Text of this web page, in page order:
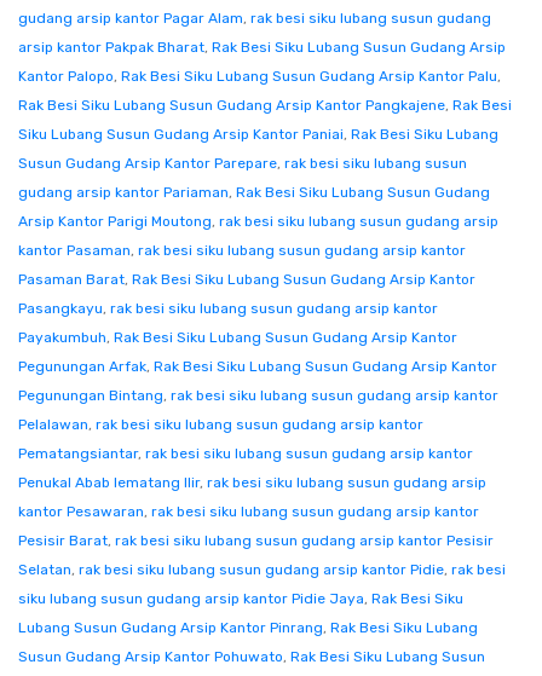
gudang arsip kantor Pagar Alam, rak besi siku lubang susun gudang
arsip kantor Pakpak Bharat, Rak Besi Siku Lubang Susun Gudang Arsip
Kantor Palopo, Rak Besi Siku Lubang Susun Gudang Arsip Kantor Palu,
Rak Besi Siku Lubang Susun Gudang Arsip Kantor Pangkajene, Rak Besi
Siku Lubang Susun Gudang Arsip Kantor Paniai, Rak Besi Siku Lubang
Susun Gudang Arsip Kantor Parepare, rak besi siku lubang susun
gudang arsip kantor Pariaman, Rak Besi Siku Lubang Susun Gudang
Arsip Kantor Parigi Moutong, rak besi siku lubang susun gudang arsip
kantor Pasaman, rak besi siku lubang susun gudang arsip kantor
Pasaman Barat, Rak Besi Siku Lubang Susun Gudang Arsip Kantor
Pasangkayu, rak besi siku lubang susun gudang arsip kantor
Payakumbuh, Rak Besi Siku Lubang Susun Gudang Arsip Kantor
Pegunungan Arfak, Rak Besi Siku Lubang Susun Gudang Arsip Kantor
Pegunungan Bintang, rak besi siku lubang susun gudang arsip kantor
Pelalawan, rak besi siku lubang susun gudang arsip kantor
Pematangsiantar, rak besi siku lubang susun gudang arsip kantor
Penukal Abab lematang Ilir, rak besi siku lubang susun gudang arsip
kantor Pesawaran, rak besi siku lubang susun gudang arsip kantor
Pesisir Barat, rak besi siku lubang susun gudang arsip kantor Pesisir
Selatan, rak besi siku lubang susun gudang arsip kantor Pidie, rak besi
siku lubang susun gudang arsip kantor Pidie Jaya, Rak Besi Siku
Lubang Susun Gudang Arsip Kantor Pinrang, Rak Besi Siku Lubang
Susun Gudang Arsip Kantor Pohuwato, Rak Besi Siku Lubang Susun